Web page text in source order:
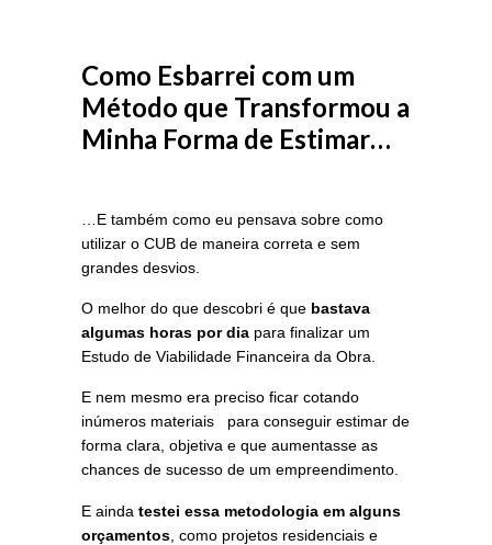
Como Esbarrei com um
Método que Transformou a
Minha Forma de Estimar…
…E também como eu pensava sobre como
utilizar o CUB de maneira correta e sem
grandes desvios.
O melhor do que descobri é que bastava
algumas horas por dia para finalizar um
Estudo de Viabilidade Financeira da Obra.
E nem mesmo era preciso ficar cotando
inúmeros materiais para conseguir estimar de
forma clara, objetiva e que aumentasse as
chances de sucesso de um empreendimento.
E ainda testei essa metodologia em alguns
orçamentos , como projetos residenciais e